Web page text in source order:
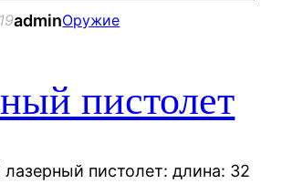
adminОружие
пистолет
пистолет: длина: 32